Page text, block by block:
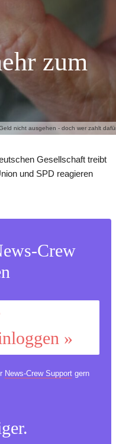
nicht ausgehen - doch wer zahlt
zum
Gesellschaft treibt
und SPD reagieren
Crew
»
News-Crew Supportgern